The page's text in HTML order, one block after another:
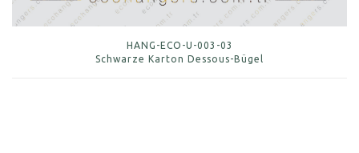
HANG-ECO-U-003-03
Schwarze Karton Dessous-Bügel